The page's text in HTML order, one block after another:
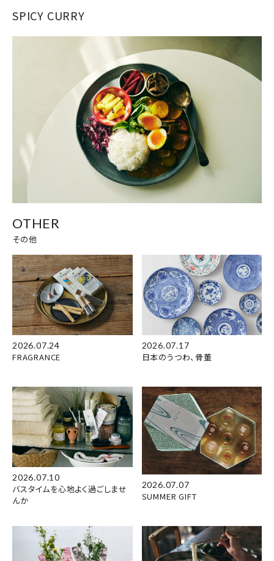
SPICY CURRY
OTHER
その他
2026.07.24
FRAGRANCE
2026.07.17
日本のうつわ、骨董
2026.07.10
バスタイムを心地よく過ごしませ
んか
2026.07.07
SUMMER GIFT